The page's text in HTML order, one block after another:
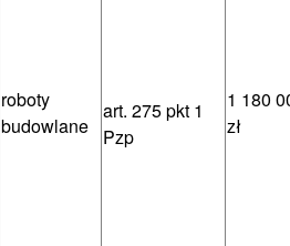
roboty
budowlane
art. 275 pkt 1
Pzp
1 180
zł